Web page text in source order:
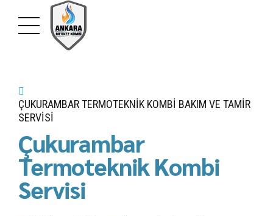
ÇUKURAMBAR TERMOTEKNIK KOMBI BAKIM VE TAMIR
SERVISI
Çukurambar
Termoteknik Kombi
Servisi